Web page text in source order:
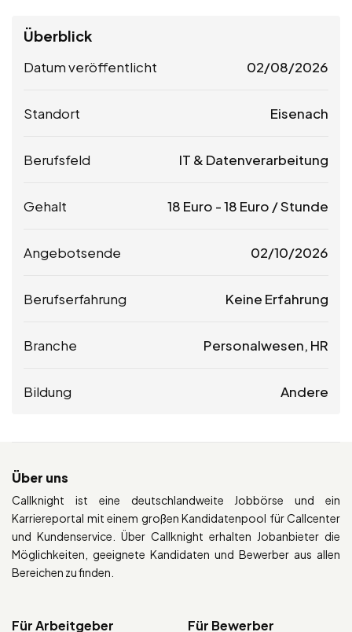
Überblick
Datum veröffentlicht 02/08/2026
Standort Eisenach
Berufsfeld IT & Datenverarbeitung
Gehalt 18 Euro -18 Euro / Stunde
Angebotsende 02/10/2026
Berufserfahrung Keine Erfahrung
Branche Personalwesen, HR
Bildung Andere
Über uns
Callknight ist eine deutschlandweite Jobbörse und ein
Karriereportal mit einem großen Kandidatenpool für Callcenter
und Kundenservice. Über Callknight erhalten Jobanbieter die
Möglichkeiten, geeignete Kandidaten und Bewerber aus allen
Bereichen zu finden.
Für Arbeitgeber Für Bewerber